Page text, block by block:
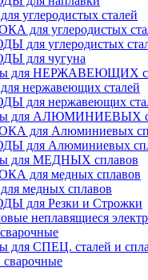
углеродистых сталей
для углеродистых
для углеродистых
для чугуна
для НЕРЖАВЕЮЩИХ
нержавеющих сталей
для нержавеющих
для АЛЮМИНИЕВЫХ
для Алюминиевых
для Алюминиевых
для МЕДНЫХ сплавов
для медных сплавов
медных сплавов
для Резки и Строжки
неплавящиеся
для СПЕЦ. сталей и